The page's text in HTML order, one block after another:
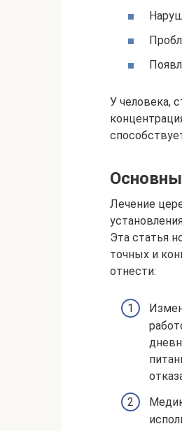
У человека,
Лечение
Эта статья
точных и
отнести: